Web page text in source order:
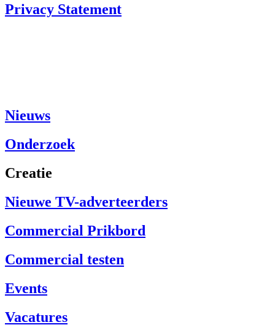
Privacy Statement
Nieuws
Onderzoek
Creatie
Nieuwe TV-adverteerders
Commercial Prikbord
Commercial testen
Events
Vacatures